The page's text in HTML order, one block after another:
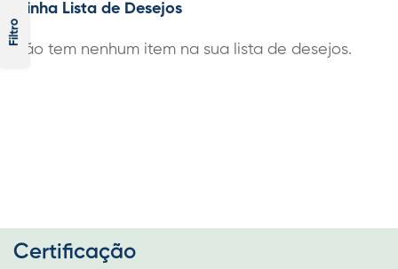
Filtro
Minha Lista de Desejos
Não tem nenhum item na sua lista de desejos.
Certificação